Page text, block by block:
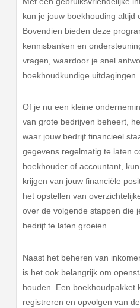
kun je jouw boekhouding altijd
Bovendien bieden deze
kennisbanken en
vragen, waardoor je snel
boekhoudkundige uitdagingen.
Of je nu een kleine
van grote bedrijven beheert,
waar jouw bedrijf financieel
gegevens regelmatig te laten
boekhouder of accountant,
krijgen van jouw financiële
het opstellen van
over de volgende stappen die
bedrijf te laten groeien.
Naast het beheren van
is het ook belangrijk om
houden. Een boekhoudpakket
registreren en opvolgen van